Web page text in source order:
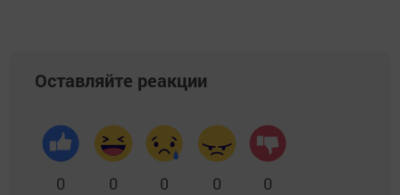
Оставляйте реакции
0 0 0 0 0